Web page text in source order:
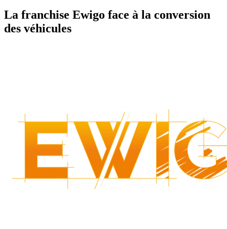
La franchise Ewigo face à la conversion
des véhicules